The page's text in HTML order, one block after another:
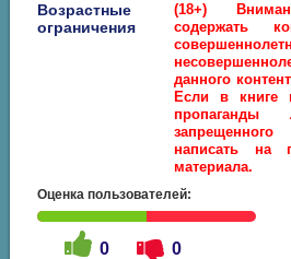
Возрастные
ограничения
(18+)
содержать
данного
Если в книге
написать на
материала.
Оценка пользователей:
0 0